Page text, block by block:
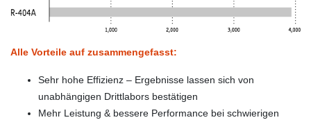
Alle Vorteile auf zusammengefasst:
Sehr hohe Effizienz – Ergebnisse lassen sich von
unabhängigen Drittlabors bestätigen
Mehr Leistung & bessere Performance bei schwierigen